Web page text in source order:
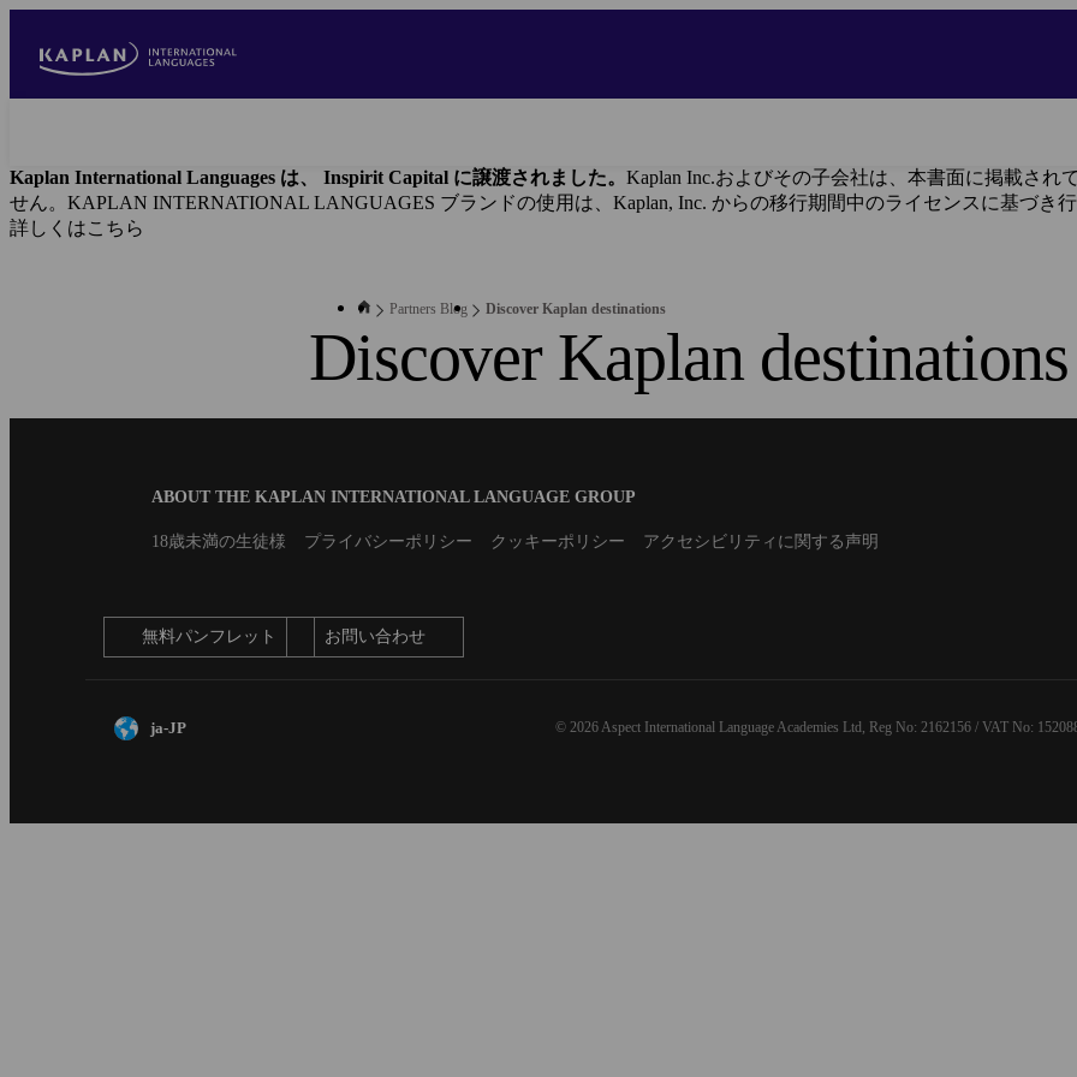
main
Kaplan International Languages は、 Inspirit Capital に譲渡されました。 Kaplan Inc.およびその子会社は、本書面に掲載さ
せん。KAPLAN INTERNATIONAL LANGUAGES ブランドの使用は、Kaplan, Inc. からの移行期間中のライセンスに基づき行
詳しくはこちら
Partners Blog Discover Kaplan destinations
Discover Kaplan destinations
ABOUT THE KAPLAN INTERNATIONAL LANGUAGE GROUP
Secondary18歳未満の生徒様 プライバシーポリシー クッキーポリシー アクセシビリティに関する声明
無料パンフレット お問い合わせ
ja-JP © 2026 Aspect International Language Academies Ltd, Reg No: 2162156 / VAT No: